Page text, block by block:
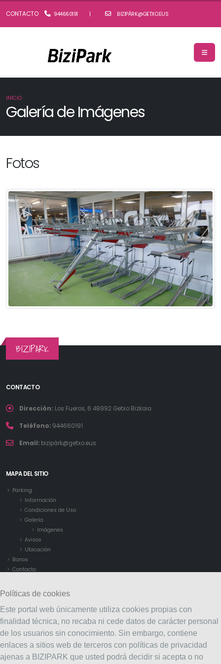
CONTACTO 944660191 | BIZIPÀRK@GETXO.EUS
INICIO
Galería de Imágenes
Fotos
BIZIPARK
CONTACTO
Dirección: Los Fueros, 6 48992 Getxo Bizkaia
Teléfono: 944660191
Email: bizipàrk@getxo.eus
MAPA DEL SITIO
Parking
Información
Condiciones de Uso
Galería
Imágenes
Avisos
Ubicación
Bonos
Contacto
Políticas de cookies
Este portal web únicamente utiliza cookies propias con
finalidad técnica, no recaba ni cede datos de carácter personal
de los usuarios sin conocimiento. Sin embargo, contiene
enlaces a sitios web de terceros con políticas de privacidad
ajenas a BIZIPARK que usted podrá decidir si acepta o no